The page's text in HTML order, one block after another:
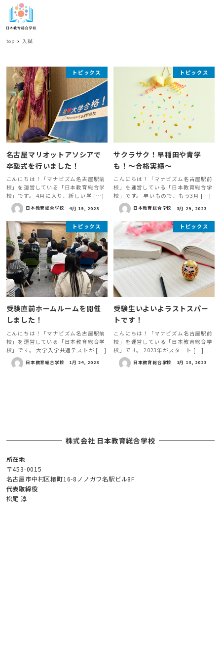
top 入試
入
試
トピックス
名古屋マリオットアソシアで
卒塾式を行いました！
こんにちは！「マナビズム名古屋駅前
校」を運営している「日本教育総合学
校」です。 4月に入り、新しい学 […]
日本教育総合学校 4月 19, 2023
トピックス
サクラサク！早稲田や青学
も！～合格実績〜
こんにちは！「マナビズム名古屋駅前
校」を運営している「日本教育総合学
校」です。 早いもので、もう3月 […]
日本教育総合学校 3月 29, 2023
トピックス
受験直前ホームルームを開催
しました！
こんにちは！「マナビズム名古屋駅前
校」を運営している「日本教育総合学
校」です。 大学入学共通テストが […]
日本教育総合学校 1月 24, 2023
トピックス
受験生いよいよラストスパー
トです！
こんにちは！「マナビズム名古屋駅前
校」を運営している「日本教育総合学
校」です。 2023年がスタート […]
日本教育総合学校 1月 13, 2023
株式会社 日本教育総合学校
所在地
〒453-0015
名古屋市中村区椿町16-8ノノガワ名駅ビル8F
代表取締役
松尾 淳一